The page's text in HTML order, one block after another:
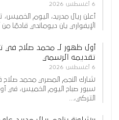
6 أغسطس 2026
أعلن ريال مدريد، اليوم
الإيفواري يان ديوماندي قادمًا من
أول ظهور لـ محمد صلاح في
تقديمه الرسمي
6 أغسطس 2026
شارك النجم المصري محمد صلاح
سبور صباح اليوم الخميس، في
التركي،…